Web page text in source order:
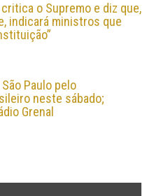
o Supremo e diz que,
indicará ministros que
Paulo pelo
neste sábado;
Grenal